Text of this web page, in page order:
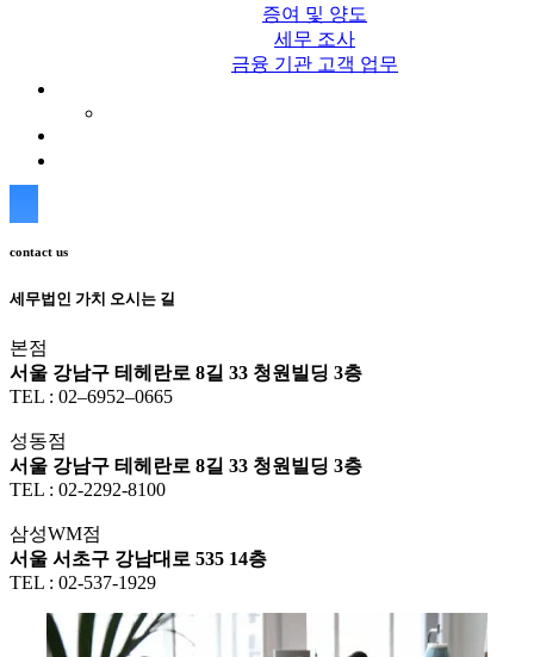
증여 및 양도
세무 조사
금융 기관 고객 업무
contact us
세무법인 가치 오시는 길
본점
서울 강남구 테헤란로 8길 33 청원빌딩 3층
TEL : 02–6952–0665
성동점
서울 강남구 테헤란로 8길 33 청원빌딩 3층
TEL : 02-2292-8100
삼성WM점
서울 서초구 강남대로 535 14층
TEL : 02-537-1929